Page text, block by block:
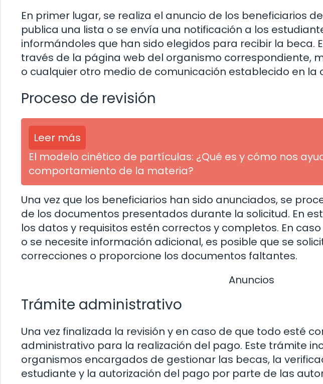
En primer lugar, se realiza el anuncio de los beneficiarios
publica una lista o se envía una notificación a los
informándoles que han sido elegidos para recibir la beca.
través de la página web del organismo correspondiente,
o cualquier otro medio de comunicación establecido en la
Proceso de revisión
Leer más
El modelo cinético de partículas: ¿Qué es y cómo nos
comportamiento de la materia?
Una vez que los beneficiarios han sido anunciados, se
de los documentos presentados durante la solicitud. En
los datos y requisitos estén correctos y completos. En
o se necesite información adicional, es posible que se
correcciones o proporcione los documentos faltantes.
Anuncios
Trámite administrativo
Una vez finalizada la revisión y en caso de que todo esté
administrativo para la realización del pago. Este trámite
organismos encargados de gestionar las becas, la
estudiante y la autorización del pago por parte de las